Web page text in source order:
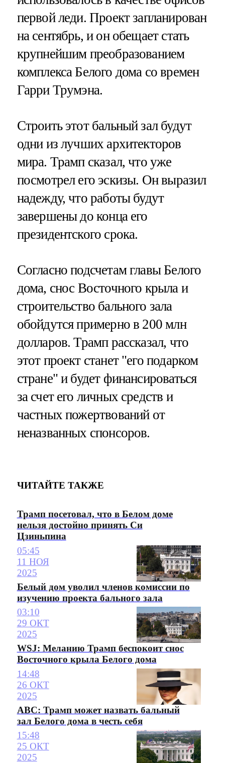
первой леди. Проект запланирован
на сентябрь, и он обещает стать
крупнейшим преобразованием
комплекса Белого дома со времен
Гарри Трумэна.
Строить этот бальный зал будут
одни из лучших архитекторов
мира. Трамп сказал, что уже
посмотрел его эскизы. Он выразил
надежду, что работы будут
завершены до конца его
президентского срока.
Согласно подсчетам главы Белого
дома, снос Восточного крыла и
строительство бального зала
обойдутся примерно в 200 млн
долларов. Трамп рассказал, что
этот проект станет "его подарком
стране" и будет финансироваться
за счет его личных средств и
частных пожертвований от
неназванных спонсоров.
ЧИТАЙТЕ ТАКЖЕ
Трамп посетовал, что в Белом доме
нельзя достойно принять Си
Цзиньпина
05:45
11 НОЯ
2025
Белый дом уволил членов комиссии по
изучению проекта бального зала
03:10
29 ОКТ
2025
WSJ: Меланию Трамп беспокоит снос
Восточного крыла Белого дома
14:48
26 ОКТ
2025
ABC: Трамп может назвать бальный
зал Белого дома в честь себя
15:48
25 ОКТ
2025